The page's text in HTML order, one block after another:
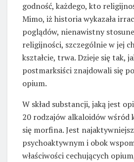
godność, każdego, kto
Mimo, iż historia wykazała
poglądów, nienawistny
religijności, szczególnie w jej
kształcie, trwa. Dzieje się tak,
postmarksiści znajdowali się
opium.
W skład substancji, jaką jest
20 rodzajów alkaloidów wśród
się morfina. Jest
psychoaktywnym i obok
właściwości cechujących